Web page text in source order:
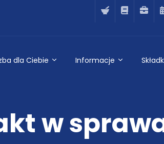
dla Ciebie Informacje
w